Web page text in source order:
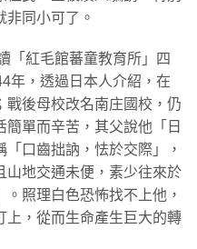
非同小可了。
「紅毛館蕃童教育所」四
年，透過日本人介紹，在
戰後母校改名南庄國校，仍
單而辛苦，其父說他「日
口齒拙訥，怯於交際」，
山地交通未便，素少往來於
照理白色恐怖找不上他，
上，從而生命產生巨大的轉